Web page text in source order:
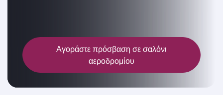
Αγοράστε πρόσβαση σε σαλόνι
αεροδρομίου